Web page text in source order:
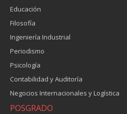
Educación
Filosofía
Ingeniería Industrial
Periodismo
Psicología
Contabilidad y Auditoría
Negocios Internacionales y Logística
POSGRADO